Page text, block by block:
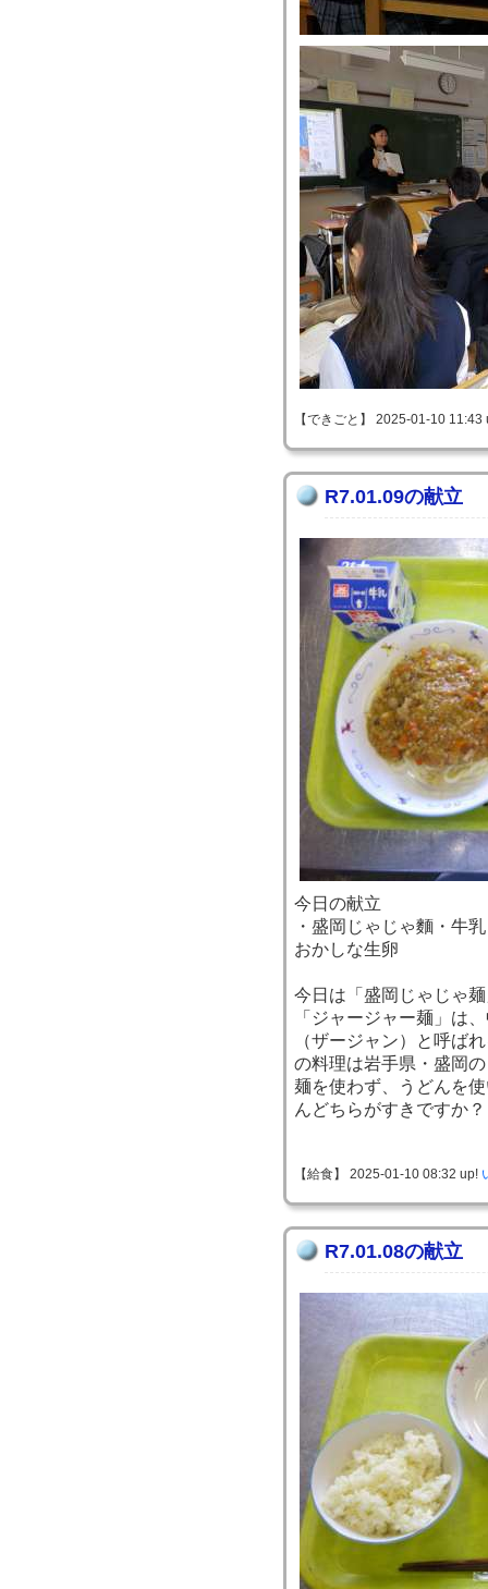
【できごと】 2025-01-10
R7.01.09の献立
今日の献立
・盛岡じゃじゃ麵・牛
おかしな生卵
今日は「盛岡じゃじゃ
「ジャージャー麺」は
（ザージャン）と呼ば
の料理は岩手県・盛岡
麺を使わず、うどんを
んどちらがすきですか？
【給食】 2025-01-10 08:32 up!
R7.01.08の献立